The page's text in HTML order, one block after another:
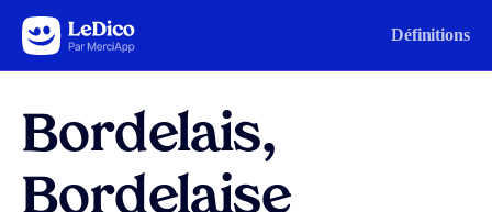
Aller au contenu Définitions
Bordelais,
Bordelaise